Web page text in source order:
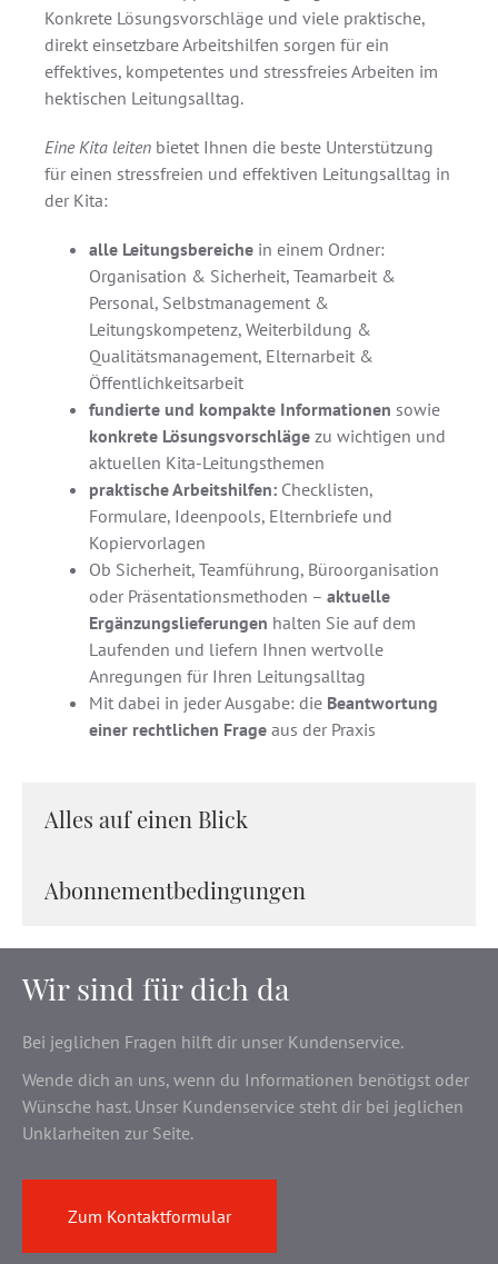
Konkrete Lösungsvorschläge und viele praktische,
direkt einsetzbare Arbeitshilfen sorgen für ein
effektives, kompetentes und stressfreies Arbeiten im
hektischen Leitungsalltag.
Eine Kita leiten bietet Ihnen die beste Unterstützung
für einen stressfreien und effektiven Leitungsalltag in
der Kita:
alle Leitungsbereiche in einem Ordner:
Organisation & Sicherheit, Teamarbeit &
Personal, Selbstmanagement &
Leitungskompetenz, Weiterbildung &
Qualitätsmanagement, Elternarbeit &
Öffentlichkeitsarbeit
fundierte und kompakte Informationen sowie
konkrete Lösungsvorschläge zu wichtigen und
aktuellen Kita-Leitungsthemen
praktische Arbeitshilfen: Checklisten,
Formulare, Ideenpools, Elternbriefe und
Kopiervorlagen
Ob Sicherheit, Teamführung, Büroorganisation
oder Präsentationsmethoden – aktuelle
Ergänzungslieferungen halten Sie auf dem
Laufenden und liefern Ihnen wertvolle
Anregungen für Ihren Leitungsalltag
Mit dabei in jeder Ausgabe: die Beantwortung
einer rechtlichen Frage aus der Praxis
Alles auf einen Blick
Abonnementbedingungen
Wir sind für dich da
Bei jeglichen Fragen hilft dir unser Kundenservice.
Wende dich an uns, wenn du Informationen benötigst oder
Wünsche hast. Unser Kundenservice steht dir bei jeglichen
Unklarheiten zur Seite.
Zum Kontaktformular